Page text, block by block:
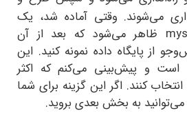
وقتی آماده شد، یک
می‌شود که بعد از آن
داده نمونه کنید. این
پیش‌بینی می‌کنم که اکثر
اگر این گزینه برای شما
به بخش بعدی بروید.